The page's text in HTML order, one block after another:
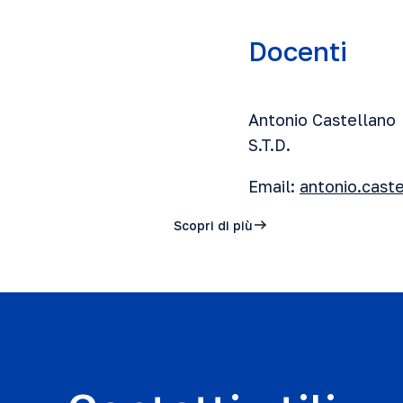
Docenti
Antonio Castellano
S.T.D.
Email:
Scopri di più